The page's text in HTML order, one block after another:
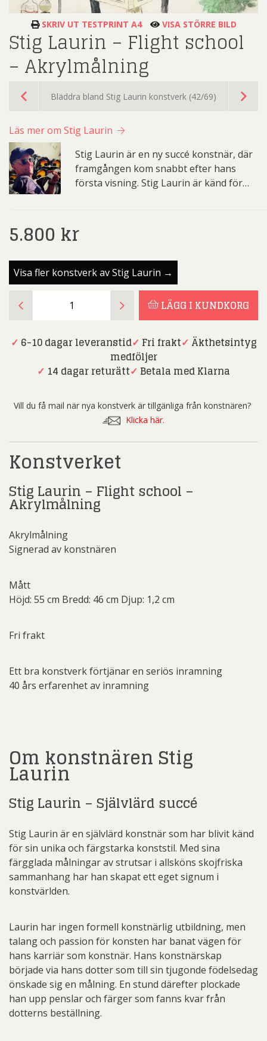
SKRIV UT TESTPRINT A4 VISA STÖRRE BILD
Stig Laurin – Flight school
– Akrylmålning
Bläddra bland Stig Laurin konstverk (42/69)
Läs mer om Stig Laurin
Stig Laurin är en ny succé konstnär, där
framgången kom snabbt efter hans
första visning. Stig Laurin är känd för…
5.800 kr
Visa fler konstverk av Stig Laurin →
Laurin
Flight
LÄGG I KUNDKORG
✓ 6-10 dagar leveranstid✓ Fri frakt✓ Äkthetsintyg
medföljer
✓ 14 dagar returätt✓ Betala med Klarna
Vill du få mail när nya konstverk är tillgänliga från konstnären?
Klicka här.
Konstverket
Stig Laurin – Flight school –
Akrylmålning
Akrylmålning
Signerad av konstnären
Mått
Höjd: 55 cm Bredd: 46 cm Djup: 1,2 cm
Fri frakt
Ett bra konstverk förtjänar en seriös inramning
40 års erfarenhet av inramning
Om konstnären Stig
Laurin
Stig Laurin – Självlärd succé
Stig Laurin är en självlärd konstnär som har blivit känd
för sin unika och färgstarka konststil. Med sina
färgglada målningar av strutsar i allsköns skojfriska
sammanhang har han skapat ett eget signum i
konstvärlden.
Laurin har ingen formell konstnärlig utbildning, men
talang och passion för konsten har banat vägen för
hans karriär som konstnär. Hans konstnärskap
började via hans dotter som till sin tjugonde födelsedag
önskade sig en målning. En stund därefter plockade
han upp penslar och färger som fanns kvar från
dotterns beställning.